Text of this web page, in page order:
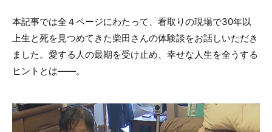
本記事では全４ページにわたって、看取りの現場で30年以
上生と死を見つめてきた柴田さんの体験談をお話しいただき
ました。愛する人の最期を受け止め、幸せな人生を全うする
ヒントとは――。